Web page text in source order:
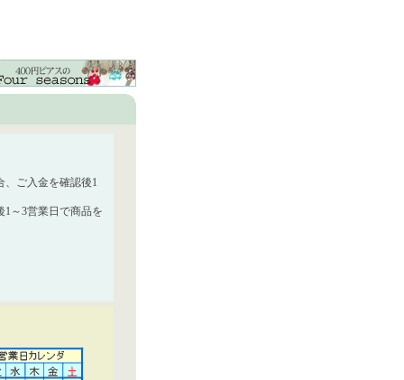
、ご入金を確認後1
～3営業日で商品を